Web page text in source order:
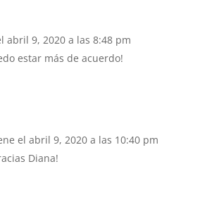
abril 9, 2020 a las 8:48 pm
estar más de acuerdo!
el abril 9, 2020 a las 10:40 pm
Diana!